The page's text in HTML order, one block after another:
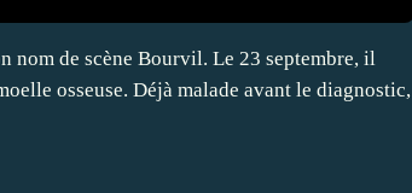
nom de scène Bourvil. Le 23 septembre, il
osseuse. Déjà malade avant le diagnostic,